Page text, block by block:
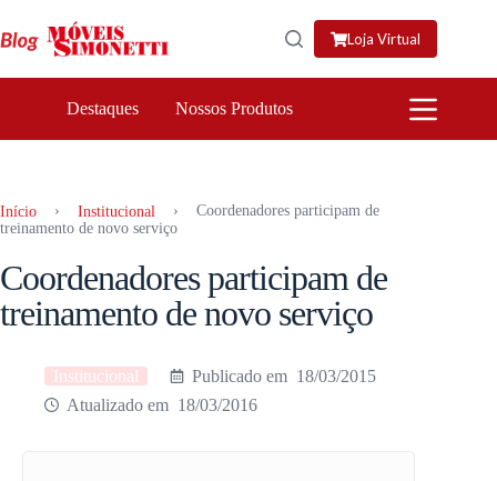
para
o
Loja Virtual
Destaques Nossos Produtos
Início › Institucional ›
Coordenadores participam de
treinamento de novo serviço
Coordenadores participam de
treinamento de novo serviço
Institucional
18/03/2015
18/03/2016